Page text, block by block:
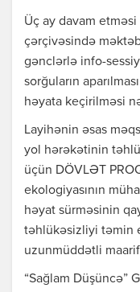
Üç ay davam
çərçivəsində
gənclərlə info-
sorğuların
həyata keçirilməsi
Layihənin əsas
yol hərəkətinin
üçün DÖVLƏT
ekologiyasının
həyat sürməsinin
təhlükəsizliyi təmin
uzunmüddətli
“Sağlam Düşüncə”